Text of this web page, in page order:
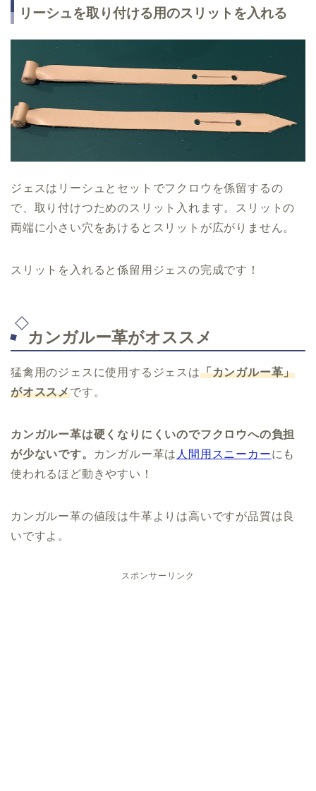
リーシュを取り付ける用のスリットを入れる
ジェスはリーシュとセットでフクロウを係留するの
で、取り付けつためのスリット入れます。スリットの
両端に小さい穴をあけるとスリットが広がりません。
スリットを入れると係留用ジェスの完成です！
カンガルー革がオススメ
猛禽用のジェスに使用するジェスは「カンガルー革」
がオススメです。
カンガルー革は硬くなりにくいのでフクロウへの負担
が少ないです。
カンガルー革は 人間用スニーカーにも
使われるほど動きやすい！
カンガルー革の値段は牛革よりは高いですが品質は良
いですよ。
スポンサーリンク